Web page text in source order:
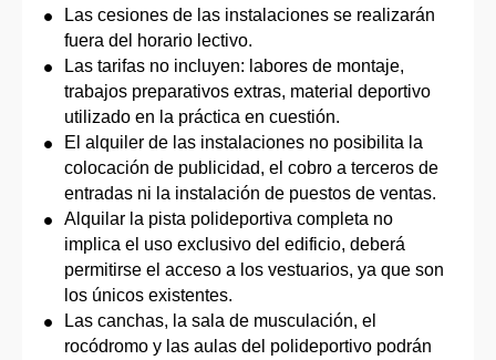
Las cesiones de las instalaciones se realizarán
fuera del horario lectivo.
Las tarifas no incluyen: labores de montaje,
trabajos preparativos extras, material deportivo
utilizado en la práctica en cuestión.
El alquiler de las instalaciones no posibilita la
colocación de publicidad, el cobro a terceros de
entradas ni la instalación de puestos de ventas.
Alquilar la pista polideportiva completa no
implica el uso exclusivo del edificio, deberá
permitirse el acceso a los vestuarios, ya que son
los únicos existentes.
Las canchas, la sala de musculación, el
rocódromo y las aulas del polideportivo podrán